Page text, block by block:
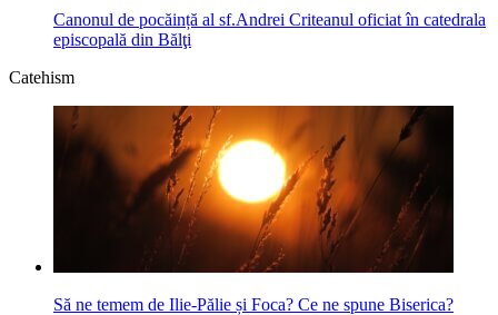
Canonul de pocăință al sf.Andrei Criteanul oficiat în catedrala
episcopală din Bălţi
Catehism
Să ne temem de Ilie-Pălie și Foca? Ce ne spune Biserica?